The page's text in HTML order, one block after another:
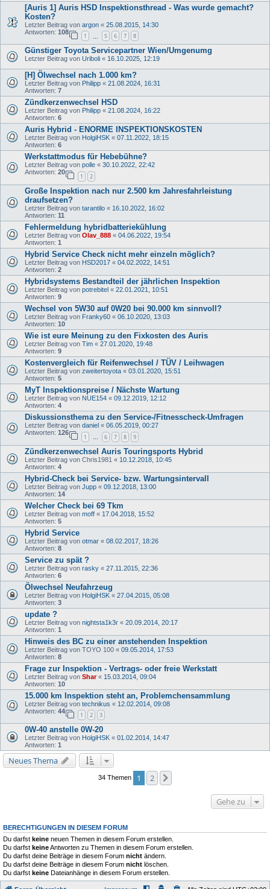
[Auris 1] Auris HSD Inspektionsthread - Was wurde gemacht?
Kosten?
Letzter Beitrag von argon « 25.08.2015, 14:30
Antworten: 108
1 5 6 7 8
Günstiger Toyota Servicepartner Wien/Umgenumg
Letzter Beitrag von Uriboli « 16.10.2025, 12:19
[H] Ölwechsel nach 1.000 km?
Letzter Beitrag von Philipp « 21.08.2024, 16:31
Antworten: 7
Zündkerzenwechsel HSD
Letzter Beitrag von Philipp « 21.08.2024, 16:22
Antworten: 6
Auris Hybrid - ENORME INSPEKTIONSKOSTEN
Letzter Beitrag von HolgiHSK « 07.11.2022, 18:15
Antworten: 6
Werkstattmodus für Hebebühne?
Letzter Beitrag von polle « 30.10.2022, 22:42
Antworten: 20
1 2
Große Inspektion nach nur 2.500 km Jahresfahrleistung
draufsetzen?
Letzter Beitrag von tarantilo « 16.10.2022, 16:02
Antworten: 11
Fehlermeldung hybridbatteriekühlung
Letzter Beitrag von Olav_888 « 04.06.2022, 19:54
Antworten: 1
Hybrid Service Check nicht mehr einzeln möglich?
Letzter Beitrag von HSD2017 « 04.02.2022, 14:51
Antworten: 2
Hybridsystems Bestandteil der jährlichen Inspektion
Letzter Beitrag von potrebitel « 22.01.2021, 10:51
Antworten: 9
Wechsel von 5W30 auf 0W20 bei 90.000 km sinnvoll?
Letzter Beitrag von Franky60 « 06.10.2020, 13:03
Antworten: 10
Wie ist eure Meinung zu den Fixkosten des Auris
Letzter Beitrag von Tim « 27.01.2020, 19:48
Antworten: 9
Kostenvergleich für Reifenwechsel / TÜV / Leihwagen
Letzter Beitrag von zweitertoyota « 03.01.2020, 15:51
Antworten: 5
MyT Inspektionspreise / Nächste Wartung
Letzter Beitrag von NUE154 « 09.12.2019, 12:12
Antworten: 4
Diskussionsthema zu den Service-/Fitnesscheck-Umfragen
Letzter Beitrag von daniel « 06.05.2019, 00:27
Antworten: 126
1 … 6 7 8 9
Zündkerzenwechsel Auris Touringsports Hybrid
Letzter Beitrag von Chris1981 « 10.12.2018, 10:45
Antworten: 4
Hybrid-Check bei Service- bzw. Wartungsintervall
Letzter Beitrag von Jupp « 09.12.2018, 13:00
Antworten: 14
Welcher Check bei 69 Tkm
Letzter Beitrag von moff « 17.04.2018, 15:52
Antworten: 5
Hybrid Service
Letzter Beitrag von otmar « 08.02.2017, 18:26
Antworten: 8
Service zu spät ?
Letzter Beitrag von rasky « 27.11.2015, 22:36
Antworten: 6
Ölwechsel Neufahrzeug
Letzter Beitrag von HolgiHSK « 27.04.2015, 05:08
Antworten: 3
update ?
Letzter Beitrag von nightsta1k3r « 20.09.2014, 20:17
Antworten: 1
Hinweis des BC zu einer anstehenden Inspektion
Letzter Beitrag von TOYO 100 « 09.05.2014, 17:53
Antworten: 8
Frage zur Inspektion - Vertrags- oder freie Werkstatt
Letzter Beitrag von Shar« 15.03.2014, 09:04
Antworten: 10
15.000 km Inspektion steht an, Problemchensammlung
Letzter Beitrag von technikus « 12.02.2014, 09:08
Antworten: 44
1 2 3
0W-40 anstelle 0W-20
Letzter Beitrag von HolgiHSK « 01.02.2014, 14:47
Antworten: 1
Neues Thema
34 Themen 1 2
Gehe zu
BERECHTIGUNGEN IN DIESEM FORUM
Du darfst keine neuen Themen in diesem Forum erstellen.
Du darfst keineAntworten zu Themen in diesem Forum erstellen.
Du darfst deine Beiträge in diesem Forum nicht ändern.
Du darfst deine Beiträge in diesem Forum nicht löschen.
Du darfst keine Dateianhänge in diesem Forum erstellen.